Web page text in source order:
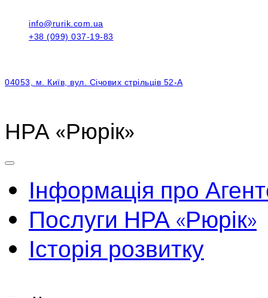
info@rurik.com.ua
+38 (099) 037-19-83
04053, м. Київ, вул. Січових стрільців 52-А
НРА «Рюрік»
Інформація про
Послуги НРА «Рюрік»
Історія розвитку